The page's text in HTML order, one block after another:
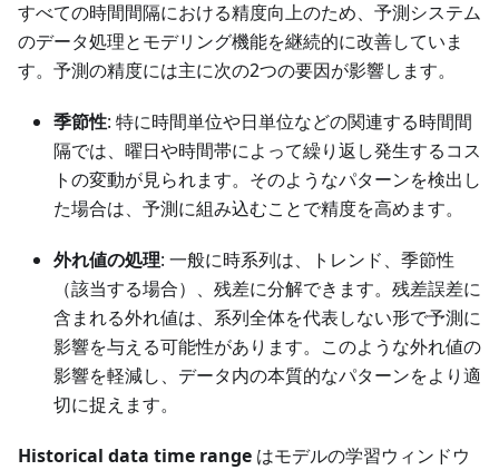
すべての時間間隔における精度向上のため、予測システム
のデータ処理とモデリング機能を継続的に改善していま
す。予測の精度には主に次の2つの要因が影響します。
季節性: 特に時間単位や日単位などの関連する時間間
隔では、曜日や時間帯によって繰り返し発生するコス
トの変動が見られます。そのようなパターンを検出し
た場合は、予測に組み込むことで精度を高めます。
外れ値の処理: 一般に時系列は、トレンド、季節性
（該当する場合）、残差に分解できます。残差誤差に
含まれる外れ値は、系列全体を代表しない形で予測に
影響を与える可能性があります。このような外れ値の
影響を軽減し、データ内の本質的なパターンをより適
切に捉えます。
Historical data time range はモデルの学習ウィンドウ